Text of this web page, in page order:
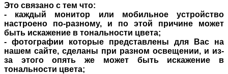
Это связано с тем что:
- каждый монитор или мобильное устройство
настроено по-разному, и по этой причине может
быть искажение в тональности цвета;
- фотографии которые представлены для Вас на
нашем сайте, сделаны при разном освещении, и из-
за этого опять же может быть искажение в
тональности цвета;